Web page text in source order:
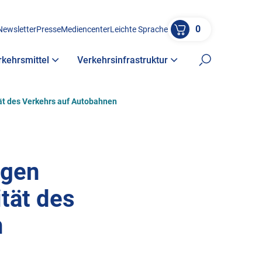
PresseMediencenterLeichte Sprache 0
Verkehrsinfrastruktur
Suche
des Verkehrs auf Autobahnen
des